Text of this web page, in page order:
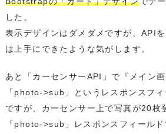
した。
表示デザインはダメダメですが、API
は上手にできたような気がします。
あと「カーセンサーAPI」で『メイン
「photo->sub」というレスポンスフ
ですが、カーセンサー上で写真が20枚
「photo->sub」レスポンスフィール